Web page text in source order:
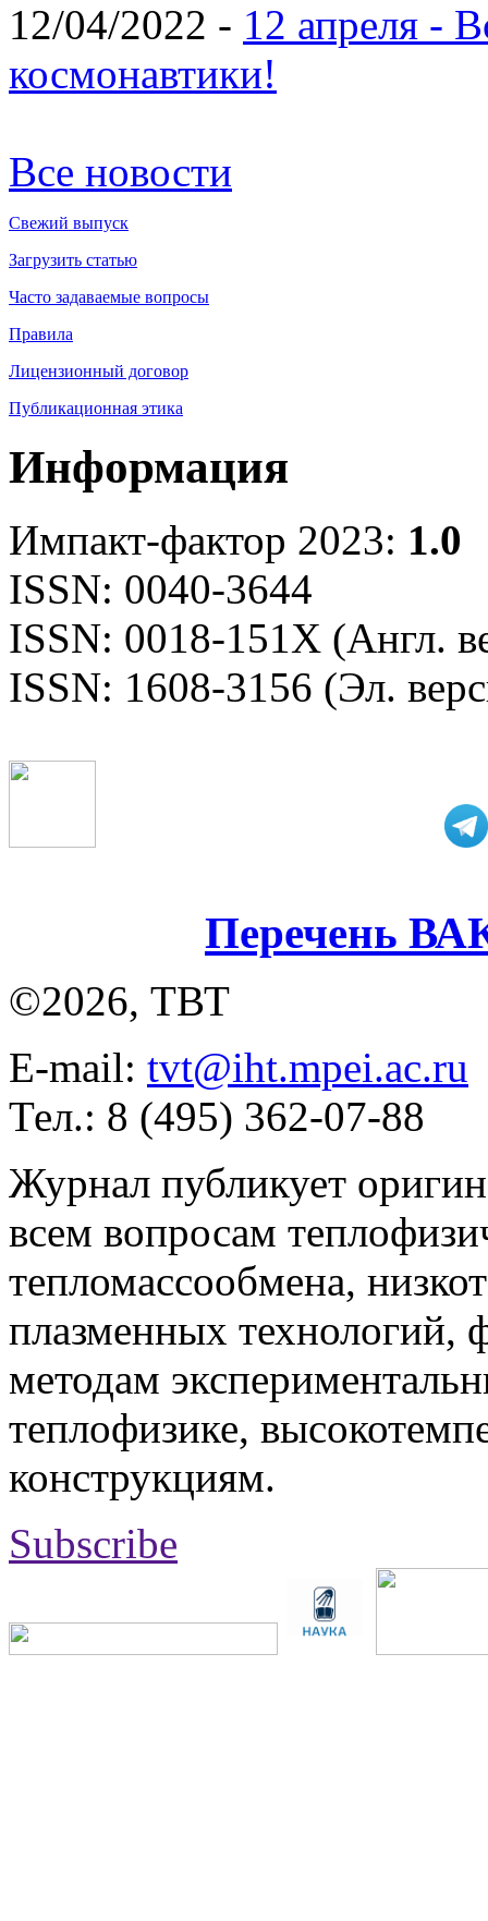
12/04/2022 - 12 апреля -
космонавтики!
Все новости
Свежий выпуск
Загрузить статью
Часто задаваемые вопросы
Правила
Лицензионный договор
Публикационная этика
Информация
Импакт-фактор 2023: 1.0
ISSN: 0040-3644
ISSN: 0018-151X (Англ.
ISSN: 1608-3156 (Эл.
Перечень
©2026, ТВТ
E-mail: tvt@iht.mpei.ac.ru
Тел.: 8 (495) 362-07-88
Журнал публикует
всем вопросам
тепломассообмена,
плазменных технологий,
методам
теплофизике,
конструкциям.
Subscribe